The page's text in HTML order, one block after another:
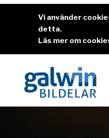
Vi använder
detta.
Läs mer om